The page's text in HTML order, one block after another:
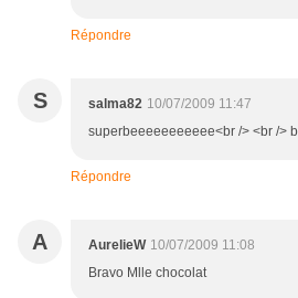
Répondre
S salma82 10/07/2009 11:47
superbeeeeeeeeeee<br /> <br />
Répondre
A AurelieW 10/07/2009 11:08
Bravo Mlle chocolat